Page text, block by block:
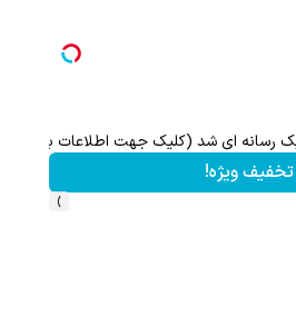
رسانه ای شد (کلیک جهت اطلاعات بیشتر)
تخفیف ویژه!
›